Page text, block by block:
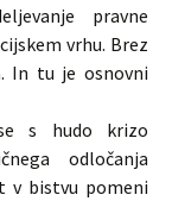
pravne
vrhu. Brez
In tu je osnovni
s hudo krizo
odločanja
v bistvu pomeni